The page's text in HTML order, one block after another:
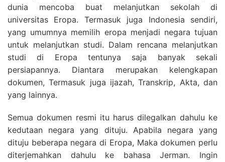
dunia mencoba buat melanjutkan sekolah di
universitas Eropa. Termasuk juga Indonesia sendiri,
yang umumnya memilih eropa menjadi negara tujuan
untuk melanjutkan studi. Dalam rencana melanjutkan
studi di Eropa tentunya saja banyak sekali
persiapannya. Diantara merupakan kelengkapan
dokumen, Termasuk juga ijazah, Transkrip, Akta, dan
yang lainnya.
Semua dokumen resmi itu harus dilegalkan dahulu ke
kedutaan negara yang dituju. Apabila negara yang
dituju beberapa negara di Eropa, Maka dokumen perlu
diterjemahkan dahulu ke bahasa Jerman. Ingin